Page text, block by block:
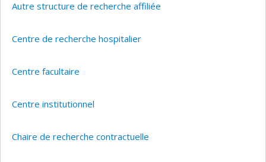
Autre structure de recherche affiliée
Centre de recherche hospitalier
Centre facultaire
Centre institutionnel
Chaire de recherche contractuelle